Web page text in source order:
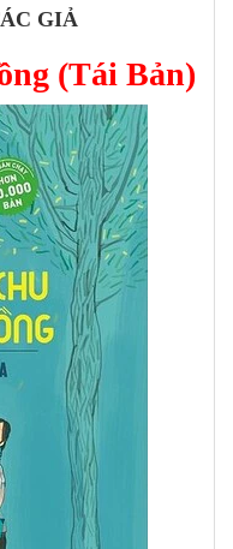
GIẢ
(Tái Bản)